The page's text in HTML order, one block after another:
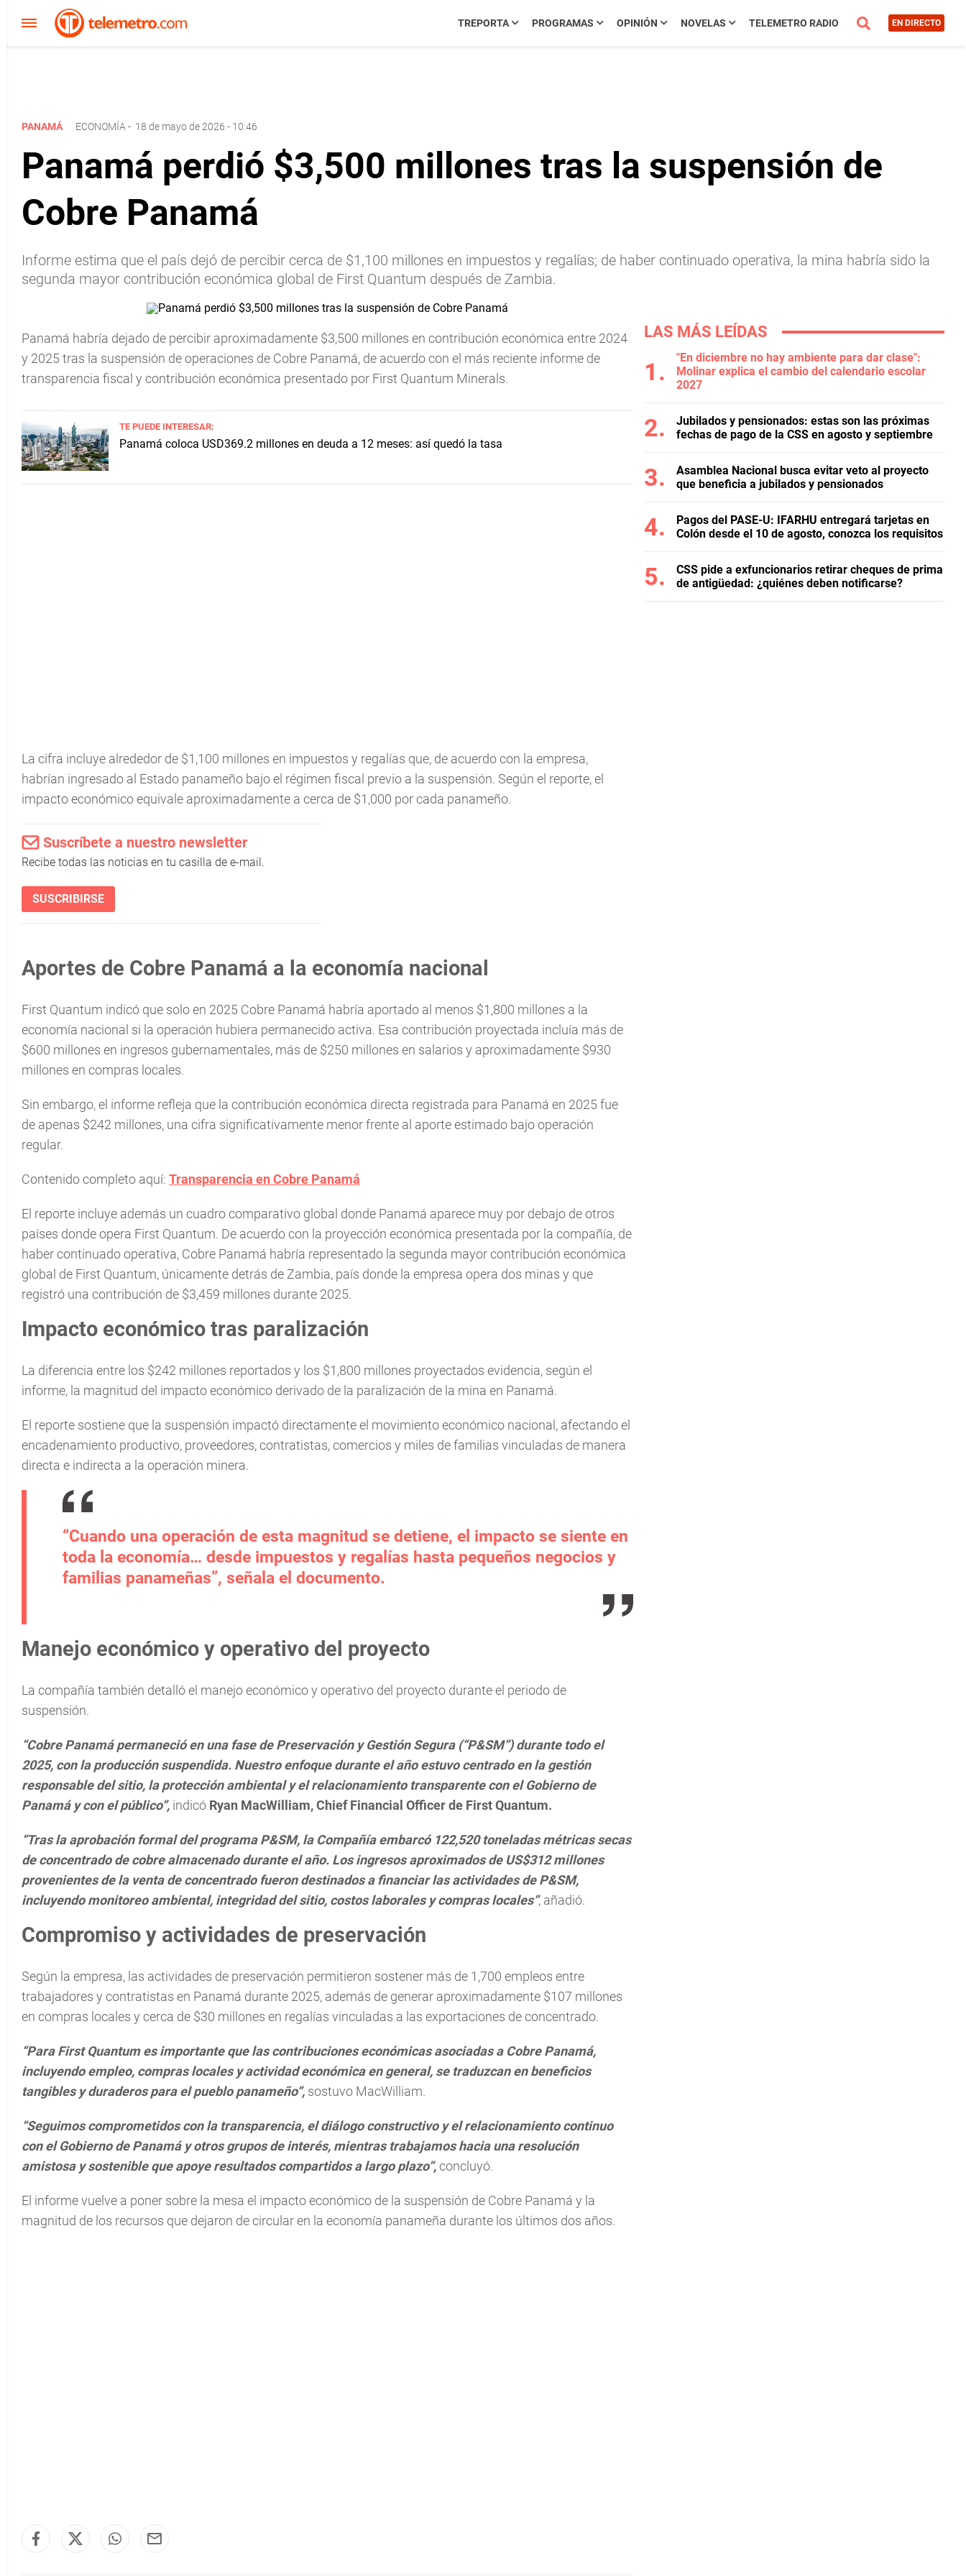
TREPORTA PROGRAMAS OPINIÓN NOVELAS TELEMETRO RADIO EN DIRECTO
PANAMÁ ECONOMÍA - 18 de mayo de 2026 - 10:46
Panamá perdió $3,500 millones tras la suspensión de
Cobre Panamá
Informe estima que el país dejó de percibir cerca de $1,100 millones en impuestos y regalías; de haber continuado operativa, la mina habría sido la
segunda mayor contribución económica global de First Quantum después de Zambia.
Panamá habría dejado de percibir aproximadamente $3,500 millones en contribución económica entre 2024
y 2025 tras la suspensión de operaciones de Cobre Panamá, de acuerdo con el más reciente informe de
transparencia fiscal y contribución económica presentado por First Quantum Minerals.
TE PUEDE INTERESAR:
Panamá coloca USD369.2 millones en deuda a 12 meses: así quedó la tasa
La cifra incluye alrededor de $1,100 millones en impuestos y regalías que, de acuerdo con la empresa,
habrían ingresado al Estado panameño bajo el régimen fiscal previo a la suspensión. Según el reporte, el
impacto económico equivale aproximadamente a cerca de $1,000 por cada panameño.
Suscríbete a nuestro newsletter
Recibe todas las noticias en tu casilla de e-mail.
SUSCRIBIRSE
Aportes de Cobre Panamá a la economía nacional
First Quantum indicó que solo en 2025 Cobre Panamá habría aportado al menos $1,800 millones a la
economía nacional si la operación hubiera permanecido activa. Esa contribución proyectada incluía más de
$600 millones en ingresos gubernamentales, más de $250 millones en salarios y aproximadamente $930
millones en compras locales.
Sin embargo, el informe refleja que la contribución económica directa registrada para Panamá en 2025 fue
de apenas $242 millones, una cifra significativamente menor frente al aporte estimado bajo operación
regular.
Contenido completo aquí: Transparencia en Cobre Panamá
El reporte incluye además un cuadro comparativo global donde Panamá aparece muy por debajo de otros
países donde opera First Quantum. De acuerdo con la proyección económica presentada por la compañía, de
haber continuado operativa, Cobre Panamá habría representado la segunda mayor contribución económica
global de First Quantum, únicamente detrás de Zambia, país donde la empresa opera dos minas y que
registró una contribución de $3,459 millones durante 2025.
Impacto económico tras paralización
La diferencia entre los $242 millones reportados y los $1,800 millones proyectados evidencia, según el
informe, la magnitud del impacto económico derivado de la paralización de la mina en Panamá.
El reporte sostiene que la suspensión impactó directamente el movimiento económico nacional, afectando el
encadenamiento productivo, proveedores, contratistas, comercios y miles de familias vinculadas de manera
directa e indirecta a la operación minera.
“Cuando una operación de esta magnitud se detiene, el impacto se siente en
toda la economía… desde impuestos y regalías hasta pequeños negocios y
familias panameñas”, señala el documento.
Manejo económico y operativo del proyecto
La compañía también detalló el manejo económico y operativo del proyecto durante el periodo de
suspensión.
“Cobre Panamá permaneció en una fase de Preservación y Gestión Segura (“P&SM”) durante todo el
2025, con la producción suspendida. Nuestro enfoque durante el año estuvo centrado en la gestión
responsable del sitio, la protección ambiental y el relacionamiento transparente con el Gobierno de
Panamá y con el público”, indicó Ryan MacWilliam, Chief Financial Officer de First Quantum.
“Tras la aprobación formal del programa P&SM, la Compañía embarcó 122,520 toneladas métricas secas
de concentrado de cobre almacenado durante el año. Los ingresos aproximados de US$312 millones
provenientes de la venta de concentrado fueron destinados a financiar las actividades de P&SM,
incluyendo monitoreo ambiental, integridad del sitio, costos laborales y compras locales”, añadió.
Compromiso y actividades de preservación
Según la empresa, las actividades de preservación permitieron sostener más de 1,700 empleos entre
trabajadores y contratistas en Panamá durante 2025, además de generar aproximadamente $107 millones
en compras locales y cerca de $30 millones en regalías vinculadas a las exportaciones de concentrado.
“Para First Quantum es importante que las contribuciones económicas asociadas a Cobre Panamá,
incluyendo empleo, compras locales y actividad económica en general, se traduzcan en beneficios
tangibles y duraderos para el pueblo panameño”, sostuvo MacWilliam.
“Seguimos comprometidos con la transparencia, el diálogo constructivo y el relacionamiento continuo
con el Gobierno de Panamá y otros grupos de interés, mientras trabajamos hacia una resolución
amistosa y sostenible que apoye resultados compartidos a largo plazo”,concluyó.
El informe vuelve a poner sobre la mesa el impacto económico de la suspensión de Cobre Panamá y la
magnitud de los recursos que dejaron de circular en la economía panameña durante los últimos dos años.
LAS MÁS LEÍDAS
"En diciembre no hay ambiente para dar clase":
Molinar explica el cambio del calendario escolar
2027
Jubilados y pensionados: estas son las próximas
fechas de pago de la CSS en agosto y septiembre
Asamblea Nacional busca evitar veto al proyecto
que beneficia a jubilados y pensionados
Pagos del PASE-U: IFARHU entregará tarjetas en
Colón desde el 10 de agosto, conozca los requisitos
CSS pide a exfuncionarios retirar cheques de prima
de antigüedad: ¿quiénes deben notificarse?